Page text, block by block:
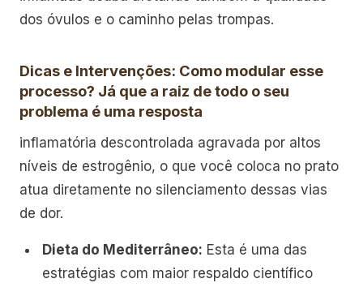
dos óvulos e o caminho pelas trompas.
Dicas e Intervenções: Como modular esse
processo? Já que a raiz de todo o seu
problema é uma resposta
inflamatória descontrolada agravada por altos
níveis de estrogênio, o que você coloca no prato
atua diretamente no silenciamento dessas vias
de dor.
Dieta do Mediterrâneo: Esta é uma das
estratégias com maior respaldo científico